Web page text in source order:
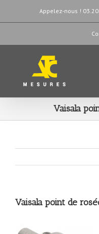
Appelez-nous !
Vaisala
Vaisala point de